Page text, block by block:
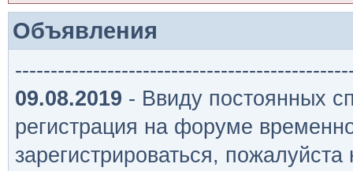
Объявления
09.08.2019 - Ввиду постоянных
регистрация на форуме
зарегистрироваться,